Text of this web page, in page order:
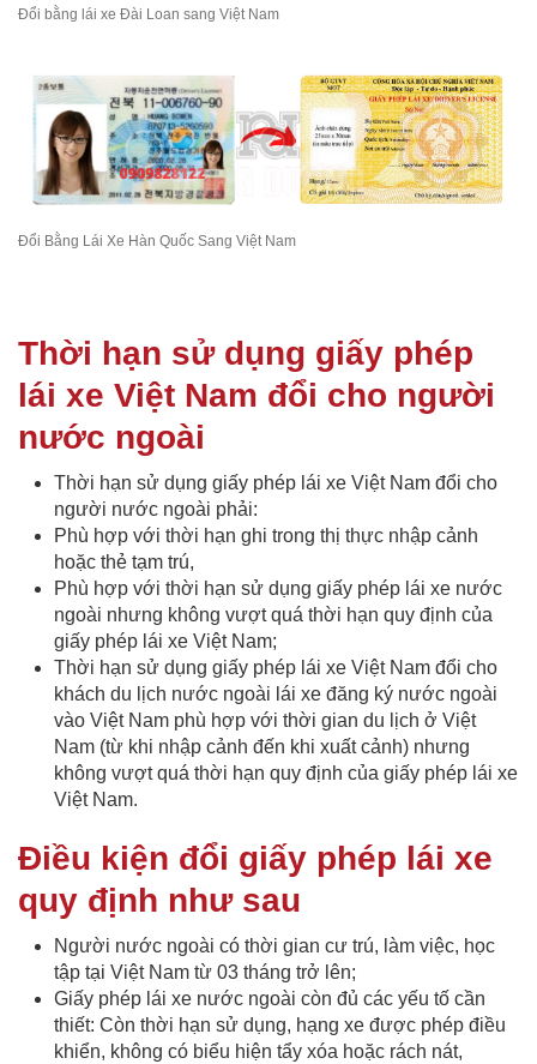
Đổi bằng lái xe Đài Loan sang Việt Nam
Đổi Bằng Lái Xe Hàn Quốc Sang Việt Nam
Thời hạn sử dụng giấy phép
lái xe Việt Nam đổi cho người
nước ngoài
Thời hạn sử dụng giấy phép lái xe Việt Nam đổi cho
người nước ngoài phải:
Phù hợp với thời hạn ghi trong thị thực nhập cảnh
hoặc thẻ tạm trú,
Phù hợp với thời hạn sử dụng giấy phép lái xe nước
ngoài nhưng không vượt quá thời hạn quy định của
giấy phép lái xe Việt Nam;
Thời hạn sử dụng giấy phép lái xe Việt Nam đổi cho
khách du lịch nước ngoài lái xe đăng ký nước ngoài
vào Việt Nam phù hợp với thời gian du lịch ở Việt
Nam (từ khi nhập cảnh đến khi xuất cảnh) nhưng
không vượt quá thời hạn quy định của giấy phép lái xe
Việt Nam.
Điều kiện đổi giấy phép lái xe
quy định như sau
Người nước ngoài có thời gian cư trú, làm việc, học
tập tại Việt Nam từ 03 tháng trở lên;
Giấy phép lái xe nước ngoài còn đủ các yếu tố cần
thiết: Còn thời hạn sử dụng, hạng xe được phép điều
khiển, không có biểu hiện tẩy xóa hoặc rách nát,